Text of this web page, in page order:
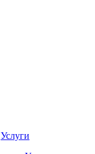
Услуги